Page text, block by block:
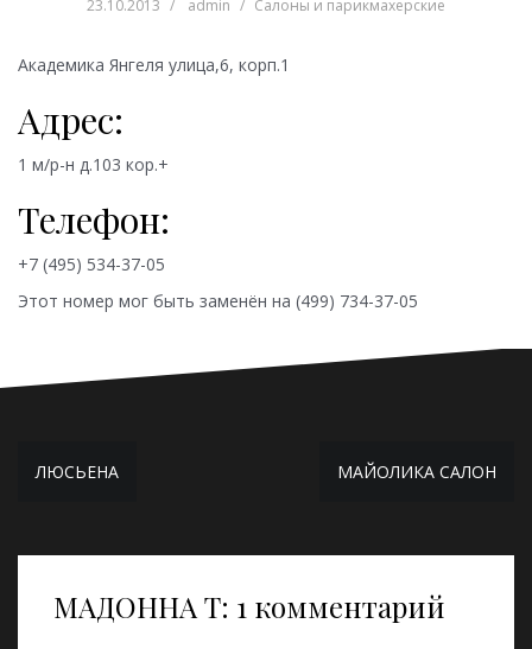
23.10.2013 admin Салоны и парикмахерские
Академика Янгеля улица,6, корп.1
Адрес:
1 м/р-н д.103 кор.+
Телефон:
+7 (495) 534-37-05
Этот номер мог быть заменён на (499) 734-37-05
Навигация
ЛЮСЬЕНА МАЙОЛИКА САЛОН
МАДОННА Т: 1 комментарий